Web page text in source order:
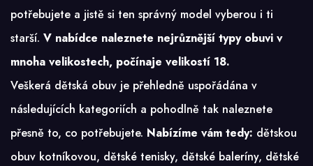
potřebujete a jistě si ten správný model vyberou i ti
starší. V nabídce naleznete nejrůznější typy obuvi v
mnoha velikostech, počínaje velikostí 18.
Veškerá dětská obuv je přehledně uspořádána v
následujících kategoriích a pohodlně tak naleznete
přesně to, co potřebujete. Nabízíme vám tedy: dětskou
obuv kotníkovou, dětské tenisky, dětské baleríny, dětské